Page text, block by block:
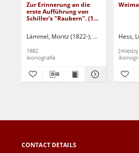
Zur Erinnerung an die
erste Aufführung von
Schiller's "Raubern". (13.
Lämmel, Moritz (1822-) Hilpert, F. -
1882
ikonografia
Hess,
CONTACT DETAILS